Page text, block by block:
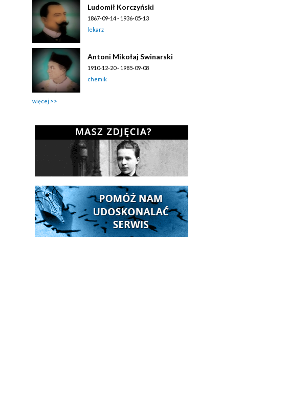
Ludomił Korczyński
1867-09-14 - 1936-05-13
lekarz
Antoni Mikołaj Swinarski
1910-12-20 - 1985-09-08
chemik
więcej